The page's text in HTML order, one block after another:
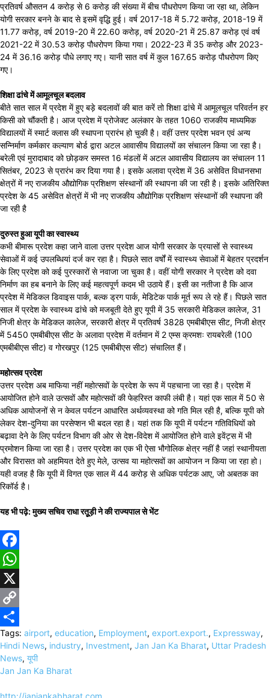
प्रतिवर्ष औसतन 4 करोड़ से 6 करोड़ की संख्या में बीच पौधरोपण किया जा रहा था, लेकिन
योगी सरकार बनने के बाद से इसमें वृद्धि हुई। वर्ष 2017-18 में 5.72 करोड़, 2018-19 में
11.77 करोड़, वर्ष 2019-20 में 22.60 करोड़, वर्ष 2020-21 में 25.87 करोड़ एवं वर्ष
2021-22 में 30.53 करोड़ पौधरोपण किया गया। 2022-23 में 35 करोड़ और 2023-
24 में 36.16 करोड़ पौधे लगाए गए। यानी सात वर्ष में कुल 167.65 करोड़ पौधरोपण किए
गए।
शिक्षा ढांचे में आमूलचूल बदलाव
बीते सात साल में प्रदेश में हुए बड़े बदलावों की बात करें तो शिक्षा ढांचे में आमूलचूल परिवर्तन हर
किसी को चौंकती है। आज प्रदेश में प्रोजेक्ट अलंकार के तहत 1060 राजकीय माध्यमिक
विद्यालयों में स्मार्ट क्लास की स्थापना प्रारंभ हो चुकी है। वहीं उत्तर प्रदेश भवन एवं अन्य
सन्निर्माण कर्मकार कल्याण बोर्ड द्वारा अटल आवासीय विद्यालयों का संचालन किया जा रहा है।
बरेली एवं मुरादाबाद को छोड़कर समस्त 16 मंडलों में अटल आवासीय विद्यालय का संचालन 11
सितंबर, 2023 से प्रारंभ कर दिया गया है। इसके अलावा प्रदेश में 36 असेवित विधानसभा
क्षेत्रों में नए राजकीय औ‌द्योगिक प्रशिक्षण संस्थानों की स्थापना की जा रही है। इसके अतिरिक्त
प्रदेश के 45 असेवित क्षेत्रों में भी नए राजकीय औद्योगिक प्रशिक्षण संस्थानों की स्थापना की
जा रही है
दुरुस्त हुआ यूपी का स्वास्थ्य
कभी बीमारू प्रदेश कहा जाने वाला उत्तर प्रदेश आज योगी सरकार के प्रयासों से स्वास्थ्य
सेवाओं में कई उपलब्धियां दर्ज कर रहा है। पिछले सात वर्षों में स्वास्थ्य सेवाओं में बेहतर प्रदर्शन
के लिए प्रदेश को कई पुरस्कारों से नवाजा जा चुका है। वहीं योगी सरकार ने प्रदेश को दवा
निर्माण का हब बनाने के लिए कई महत्वपूर्ण कदम भी उठाये हैं। इसी का नतीजा है कि आज
प्रदेश में मेडिकल डिवाइस पार्क, बल्क ड्रग पार्क, मेडिटेक पार्क मूर्त रूप ले रहे हैं। पिछले सात
साल में प्रदेश के स्वास्थ्य ढांचे को मजबूती देते हुए यूपी में 35 सरकारी मेडिकल कालेज, 31
निजी क्षेत्र के मेडिकल कालेज, सरकारी क्षेत्र में प्रतिवर्ष 3828 एमबीबीएस सीट, निजी क्षेत्र
में 5450 एमबीबीएस सीट के अलावा प्रदेश में वर्तमान में 2 एम्स क्रमशः रायबरेली (100
एमबीबीएस सीट) व गोरखपुर (125 एमबीबीएस सीट) संचालित हैं।
महोत्सव प्रदेश
उत्तर प्रदेश अब माफिया नहीं महोत्सवों के प्रदेश के रूप में पहचाना जा रहा है। प्रदेश में
आयोजित होने वाले उत्सवों और महोत्सवों की फेहरिस्त काफी लंबी है। यहां एक साल में 50 से
अधिक आयोजनों से न केवल पर्यटन आधारित अर्थव्यवस्था को गति मिल रही है, बल्कि यूपी को
लेकर देश-दुनिया का परसेप्शन भी बदल रहा है। यहां तक कि यूपी में पर्यटन गतिविधियों को
बढ़ावा देने के लिए पर्यटन विभाग की ओर से देश-विदेश में आयोजित होने वाले इवेंट्स में भी
प्रमोशन किया जा रहा है। उत्तर प्रदेश का एक भी ऐसा भौगोलिक क्षेत्र नहीं है जहां स्थानीयता
और विरासत को अहमियत देते हुए मेले, उत्सव या महोत्सवों का आयोजन न किया जा रहा हो।
यही वजह है कि यूपी में विगत एक साल में 44 करोड़ से अधिक पर्यटक आए, जो अबतक का
रिकॉर्ड है।
यह भी पढ़े: मुख्य सचिव राधा रतूूड़ी ने की राज्यपाल से भेंट
Facebook
WhatsApp
X
Copy
Link
Share
Tags: airport, education, Employment, export.export., Expressway,
Hindi News, industry, Investment, Jan Jan Ka Bharat, Uttar Pradesh
News, यूपी
Jan Jan Ka Bharat
http://janjankabharat.com